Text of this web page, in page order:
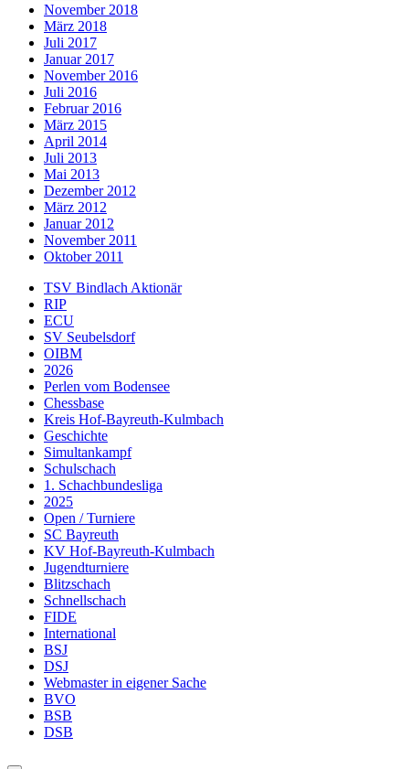
November 2018
März 2018
Juli 2017
Januar 2017
November 2016
Juli 2016
Februar 2016
März 2015
April 2014
Juli 2013
Mai 2013
Dezember 2012
März 2012
Januar 2012
November 2011
Oktober 2011
TSV Bindlach Aktionär
RIP
ECU
SV Seubelsdorf
OIBM
2026
Perlen vom Bodensee
Chessbase
Kreis Hof-Bayreuth-Kulmbach
Geschichte
Simultankampf
Schulschach
1. Schachbundesliga
2025
Open / Turniere
SC Bayreuth
KV Hof-Bayreuth-Kulmbach
Jugendturniere
Blitzschach
Schnellschach
FIDE
International
BSJ
DSJ
Webmaster in eigener Sache
BVO
BSB
DSB